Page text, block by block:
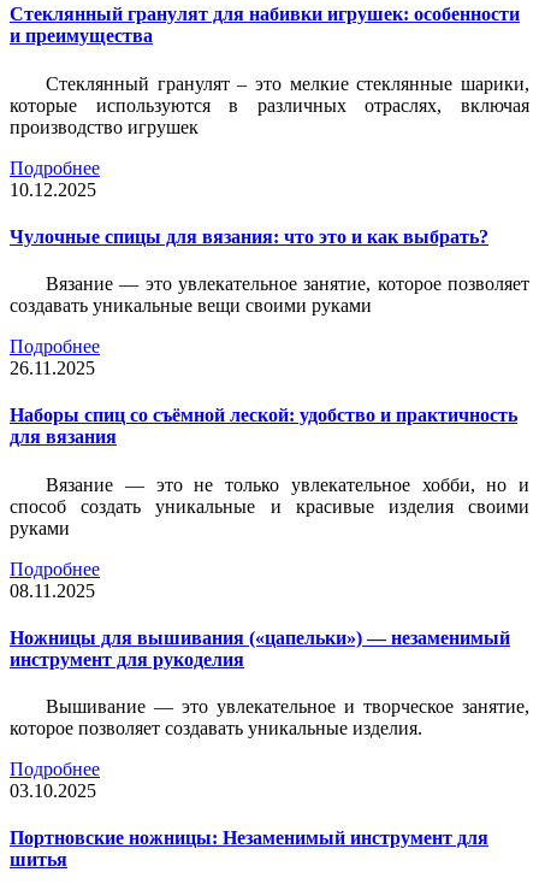
Стеклянный гранулят для набивки игрушек: особенности
и преимущества
Стеклянный гранулят – это мелкие стеклянные шарики,
которые используются в различных отраслях, включая
производство игрушек
Подробнее
10.12.2025
Чулочные спицы для вязания: что это и как выбрать?
Вязание — это увлекательное занятие, которое позволяет
создавать уникальные вещи своими руками
Подробнее
26.11.2025
Наборы спиц со съёмной леской: удобство и практичность
для вязания
Вязание — это не только увлекательное хобби, но и
способ создать уникальные и красивые изделия своими
руками
Подробнее
08.11.2025
Ножницы для вышивания («цапельки») — незаменимый
инструмент для рукоделия
Вышивание — это увлекательное и творческое занятие,
которое позволяет создавать уникальные изделия.
Подробнее
03.10.2025
Портновские ножницы: Незаменимый инструмент для
шитья